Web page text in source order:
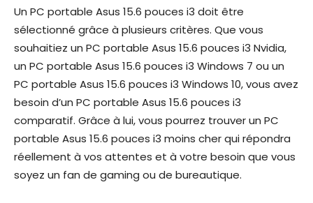
Un PC portable Asus 15.6 pouces i3 doit être
sélectionné grâce à plusieurs critères. Que vous
souhaitiez un PC portable Asus 15.6 pouces i3 Nvidia,
un PC portable Asus 15.6 pouces i3 Windows 7 ou un
PC portable Asus 15.6 pouces i3 Windows 10, vous avez
besoin d’un PC portable Asus 15.6 pouces i3
comparatif. Grâce à lui, vous pourrez trouver un PC
portable Asus 15.6 pouces i3 moins cher qui répondra
réellement à vos attentes et à votre besoin que vous
soyez un fan de gaming ou de bureautique.